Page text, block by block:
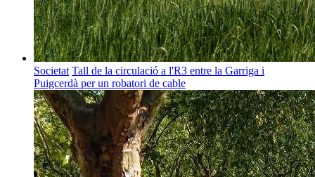
Societat Tall de la circulació a l'R3 entre la Garriga i
Puigcerdà per un robatori de cable